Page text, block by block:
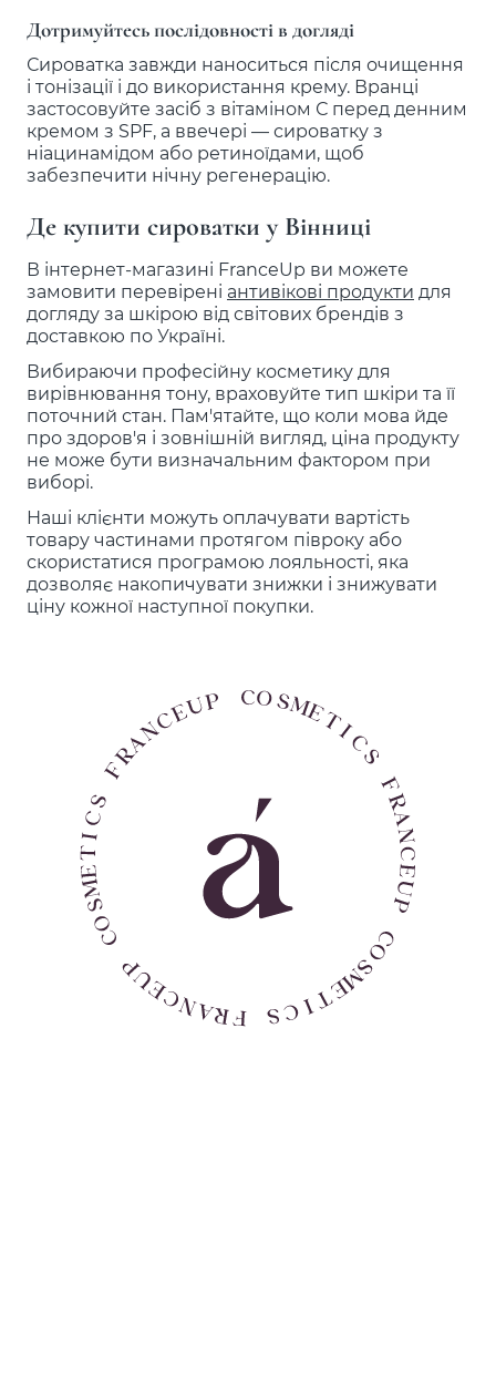
Дотримуйтесь послідовності в догляді
Сироватка завжди наноситься після очищення
і тонізації і до використання крему. Вранці
застосовуйте засіб з вітаміном С перед денним
кремом з SPF, а ввечері — сироватку з
ніацинамідом або ретиноїдами, щоб
забезпечити нічну регенерацію.
Де купити сироватки у Вінниці
В інтернет-магазині FranceUp ви можете
замовити перевірені антивікові продукти для
догляду за шкірою від світових брендів з
доставкою по Україні.
Вибираючи професійну косметику для
вирівнювання тону, враховуйте тип шкіри та її
поточний стан. Пам'ятайте, що коли мова йде
про здоров'я і зовнішній вигляд, ціна продукту
не може бути визначальним фактором при
виборі.
Наші клієнти можуть оплачувати вартість
товару частинами протягом півроку або
скористатися програмою лояльності, яка
дозволяє накопичувати знижки і знижувати
ціну кожної наступної покупки.